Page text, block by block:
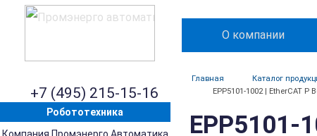
О компании
+7 (495) 215-15-16
Главная Каталог
EPP5101-1002 | EtherCAT
Робототехника
EPP5101-